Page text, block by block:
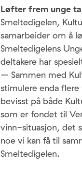
Løfter frem unge
Smeltedigelen,
samarbeider om å
Smeltedigelens
deltakere har
– Sammen med
stimulere enda
bevisst på både
som er fondet til
vinn-situasjon, det
noe vi kan få til
Smeltedigelen.